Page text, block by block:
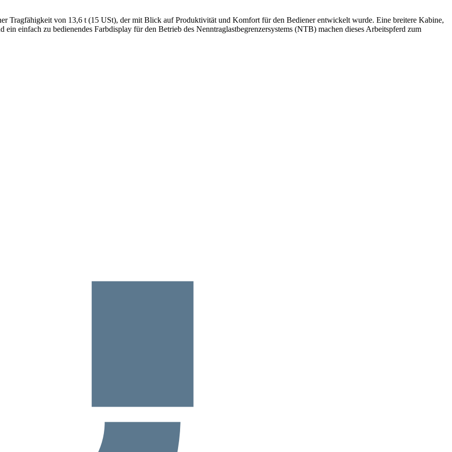
Tragfähigkeit von 13,6 t (15 USt), der mit Blick auf Produktivität und Komfort für den Bediener entwickelt wurde. Eine breitere Kabine,
einfach zu bedienendes Farbdisplay für den Betrieb des Nenntraglastbegrenzersystems (NTB) machen dieses Arbeitspferd zum